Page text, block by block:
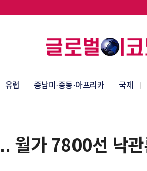
유럽 중남미·중동·아프리카 국제
가 7800선 낙관